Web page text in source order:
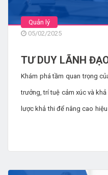
Quản lý
05/02/2025
TƯ DUY LÃNH
Khám phá tầm quan trọng
trưởng, trí tuệ cảm xúc và
lược khả thi để nâng cao